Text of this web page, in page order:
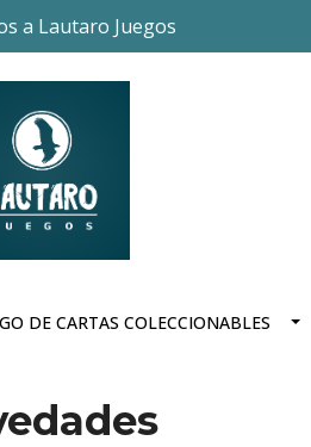
a Lautaro Juegos
DE CARTAS COLECCIONABLES